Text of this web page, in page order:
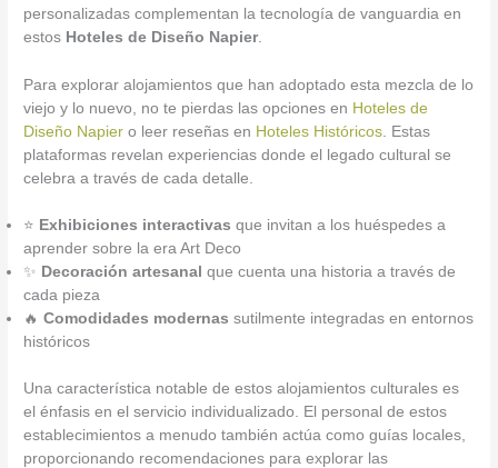
personalizadas complementan la tecnología de vanguardia en
estos Hoteles de Diseño Napier.
Para explorar alojamientos que han adoptado esta mezcla de lo
viejo y lo nuevo, no te pierdas las opciones en Hoteles de
Diseño Napier o leer reseñas en Hoteles Históricos . Estas
plataformas revelan experiencias donde el legado cultural se
celebra a través de cada detalle.
⭐ Exhibiciones interactivas que invitan a los huéspedes a
aprender sobre la era Art Deco
✨ Decoración artesanal que cuenta una historia a través de
cada pieza
🔥Comodidades modernas sutilmente integradas en entornos
históricos
Una característica notable de estos alojamientos culturales es
el énfasis en el servicio individualizado. El personal de estos
establecimientos a menudo también actúa como guías locales,
proporcionando recomendaciones para explorar las